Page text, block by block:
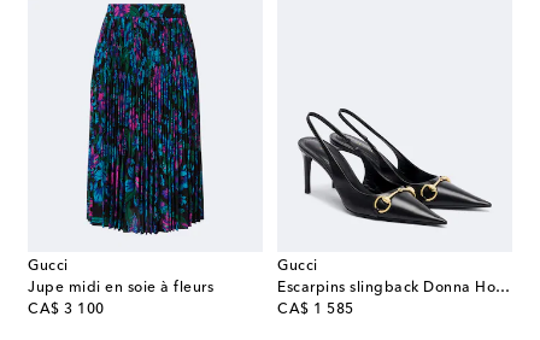
Gucci
Jupe midi en soie à fleurs
CA$ 3 100
original price
Gucci
Escarpins slingback Donna Horsebit en cuir
CA$ 1 585
original price